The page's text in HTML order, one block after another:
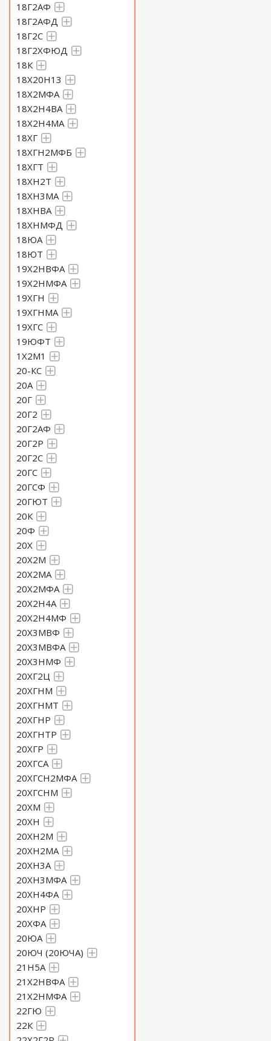
18Г2АФ
18Г2АФД
18Г2С
18Г2ХФЮД
18К
18Х20Н13
18Х2МФА
18Х2Н4ВА
18Х2Н4МА
18ХГ
18ХГН2МФБ
18ХГТ
18ХН2Т
18ХН3МА
18ХНВА
18ХНМФД
18ЮА
18ЮТ
19Х2НВФА
19Х2НМФА
19ХГН
19ХГНМА
19ХГС
19ЮФТ
1Х2М1
20-КС
20А
20Г
20Г2
20Г2АФ
20Г2Р
20Г2С
20ГС
20ГСФ
20ГЮТ
20К
20Ф
20Х
20Х2М
20Х2МА
20Х2МФА
20Х2Н4А
20Х2Н4МФ
20Х3МВФ
20Х3МВФА
20Х3НМФ
20ХГ2Ц
20ХГНМ
20ХГНМТ
20ХГНР
20ХГНТР
20ХГР
20ХГСА
20ХГСН2МФА
20ХГСНМ
20ХМ
20ХН
20ХН2М
20ХН2МА
20ХН3А
20ХН3МФА
20ХН4ФА
20ХНР
20ХФА
20ЮА
20ЮЧ (20ЮЧА)
21Н5А
21Х2НВФА
21Х2НМФА
22ГЮ
22К